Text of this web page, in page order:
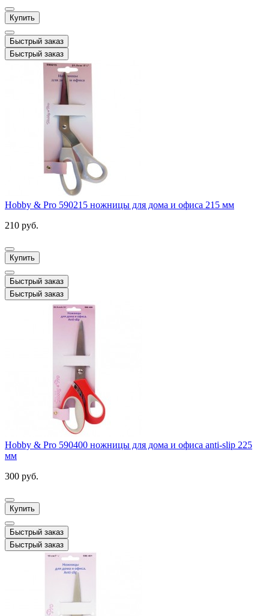
Купить
Быстрый заказ
Быстрый заказ
Hobby & Pro 590215 ножницы для дома и офиса 215 мм
210 руб.
Купить
Быстрый заказ
Быстрый заказ
Hobby & Pro 590400 ножницы для дома и офиса anti-slip 225
мм
300 руб.
Купить
Быстрый заказ
Быстрый заказ